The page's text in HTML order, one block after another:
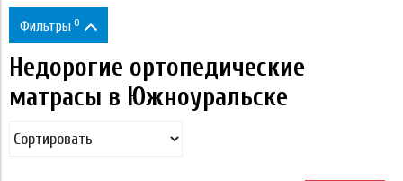
Фильтры 0
Цена
Недорогие ортопедические
матрасы в Южноуральске